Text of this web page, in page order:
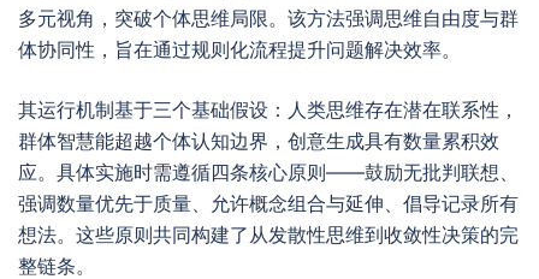
多元视角，突破个体思维局限。该方法强调思维自由度与群
体协同性，旨在通过规则化流程提升问题解决效率。
其运行机制基于三个基础假设：人类思维存在潜在联系性，
群体智慧能超越个体认知边界，创意生成具有数量累积效
应。具体实施时需遵循四条核心原则——鼓励无批判联想、
强调数量优先于质量、允许概念组合与延伸、倡导记录所有
想法。这些原则共同构建了从发散性思维到收敛性决策的完
整链条。